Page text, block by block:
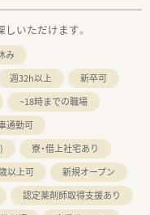
いただけます。
み
週32h以上
新卒可
~18時までの職場
通勤可
寮・借上社宅あり
以上可
新規オープン
認定薬剤師取得支援あり